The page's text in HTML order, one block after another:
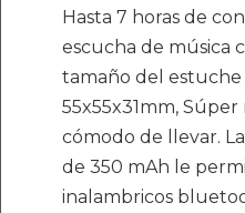
Hasta 7 horas de
escucha de música
tamaño del estuche
55x55x31mm,
cómodo de llevar.
de 350 mAh le
inalambricos